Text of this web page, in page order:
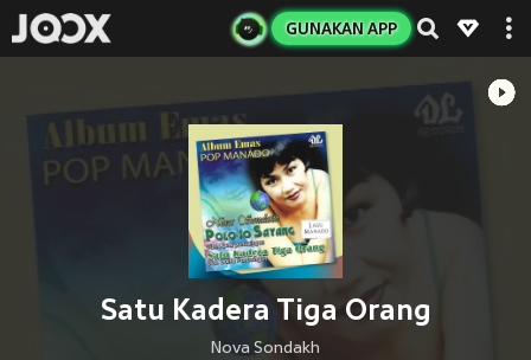
GUNAKAN APP
Satu Kadera Tiga Orang
Nova Sondakh